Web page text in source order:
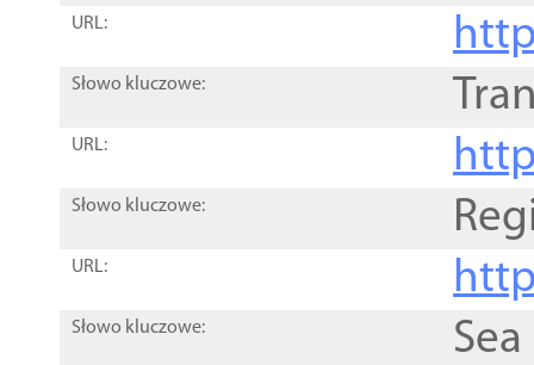
URL:
Słowo kluczowe:
URL:
Słowo kluczowe:
URL:
Słowo kluczowe: